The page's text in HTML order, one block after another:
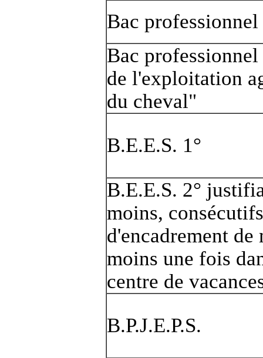
Bac
Bac
de l'exploitation
du cheval"
B.E.E.S. 1°
B.E.E.S. 2°
moins,
d'encadrement
moins une fois
centre de
B.P.J.E.P.S.